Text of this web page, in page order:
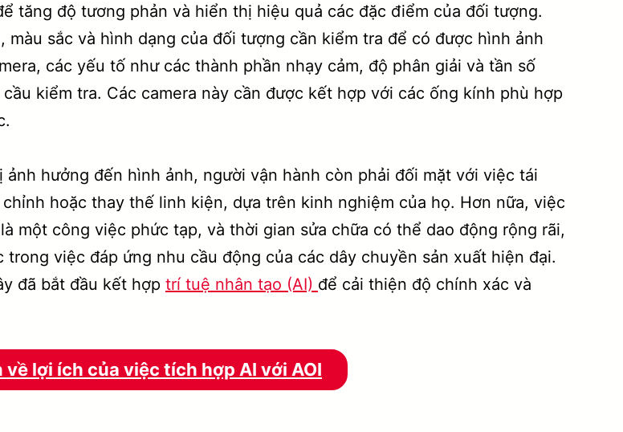
tăng độ tương phản và hiển thị hiệu quả các đặc điểm của đối tượng.
sắc và hình dạng của đối tượng cần kiểm tra để có được hình ảnh
các yếu tố như các thành phần nhạy cảm, độ phân giải và tần số
kiểm tra. Các camera này cần được kết hợp với các ống kính phù hợp
hưởng đến hình ảnh, người vận hành còn phải đối mặt với việc tái
hoặc thay thế linh kiện, dựa trên kinh nghiệm của họ. Hơn nữa, việc
một công việc phức tạp, và thời gian sửa chữa có thể dao động rộng rãi,
việc đáp ứng nhu cầu động của các dây chuyền sản xuất hiện đại.
đã bắt đầu kết hợp trí tuệ nhân tạo (AI) để cải thiện độ chính xác và
về lợi ích của việc tích hợp AI với AOI